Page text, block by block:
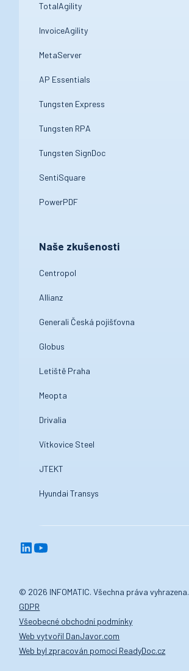
TotalAgility
InvoiceAgility
MetaServer
AP Essentials
Tungsten Express
Tungsten RPA
Tungsten SignDoc
SentiSquare
PowerPDF
Naše zkušenosti
Centropol
Allianz
Generali Česká pojišťovna
Globus
Letiště Praha
Meopta
Drivalia
Vítkovice Steel
JTEKT
Hyundai Transys
© 2026 INFOMATIC. Všechna práva vyhrazena.
GDPR
Všeobecné obchodní podmínky
Web vytvořil DanJavor.com
Web byl zpracován pomocí ReadyDoc.cz